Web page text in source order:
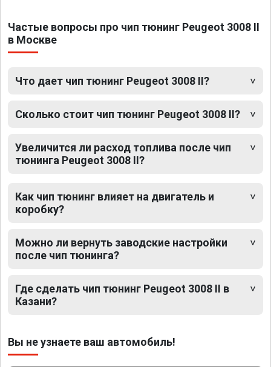
Частые вопросы про чип тюнинг Peugeot 3008 II
в Москве
Что дает чип тюнинг Peugeot 3008 II?
Сколько стоит чип тюнинг Peugeot 3008 II?
Увеличится ли расход топлива после чип
тюнинга Peugeot 3008 II?
Как чип тюнинг влияет на двигатель и
коробку?
Можно ли вернуть заводские настройки
после чип тюнинга?
Где сделать чип тюнинг Peugeot 3008 II в
Казани?
Вы не узнаете ваш автомобиль!